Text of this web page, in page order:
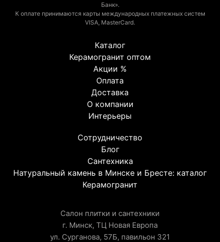
Банк».
К оплате принимаются карты международных платежных систем
VISA, MasterCard.
Каталог
Керамогранит оптом
Акции %
Оплата
Доставка
О компании
Интерьеры
Сотрудничество
Блог
Сантехника
Натуральный камень в Минске и Бресте: каталог
Керамогранит
Салон плитки и сантехники
г. Минск, ТЦ Новая Европа
ул. Сурганова, 57Б, павильон 321